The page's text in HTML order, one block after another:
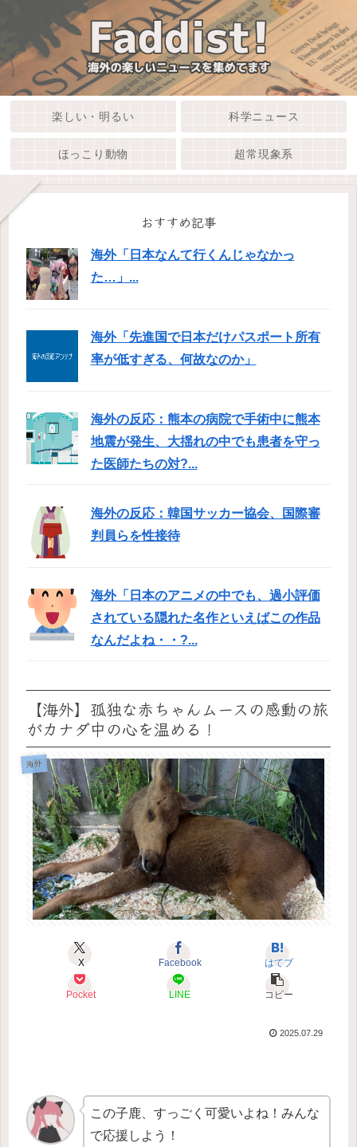
楽しい・明るい 科学ニュース
ほっこり動物 超常現象系
おすすめ記事
海外「日本なんて行くんじゃなかっ
た…」...
海外「先進国で日本だけパスポート所有
率が低すぎる、何故なのか」
海外の反応：熊本の病院で手術中に熊本
地震が発生、大揺れの中でも患者を守っ
た医師たちの対?...
海外の反応：韓国サッカー協会、国際審
判員らを性接待
海外「日本のアニメの中でも、過小評価
されている隠れた名作といえばこの作品
なんだよね・・?...
【海外】孤独な赤ちゃんムースの感動の旅
がカナダ中の心を温める！
海外
X Facebook はてブ
Pocket LINE コピー
2025.07.29
この子鹿、すっごく可愛いよね！みんな
で応援しよう！